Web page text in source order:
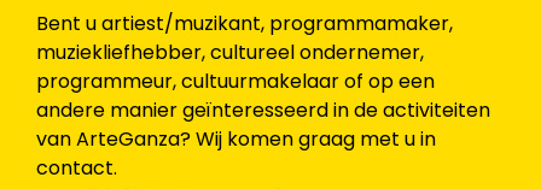
Bent u artiest/muzikant, programmamaker,
muziekliefhebber, cultureel ondernemer,
programmeur, cultuurmakelaar of op een
andere manier geïnteresseerd in de activiteiten
van ArteGanza? Wij komen graag met u in
contact.